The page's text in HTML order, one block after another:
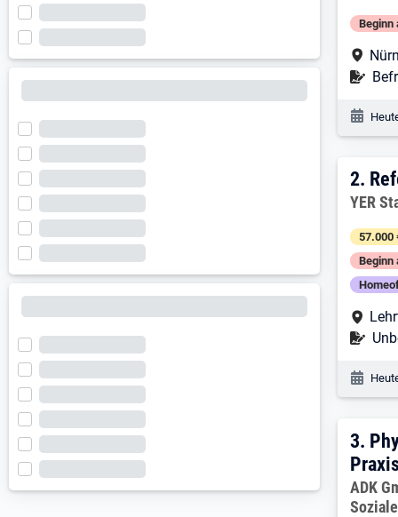
Beginn
2.
2.
YER
57.000
Beginn
3.
3.
ADK